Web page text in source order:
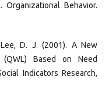
Organizational Behavior.
D. J. (2001). A New
Based on Need
Indicators Research,